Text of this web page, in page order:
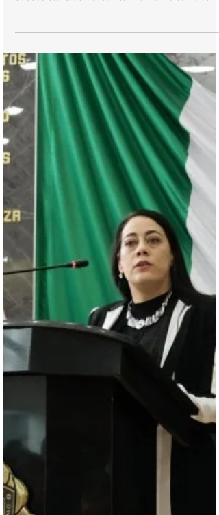
Anuncia Subsecretaría de Transporte
modificaciones en rutas con motivo del cierre
por la marcha 8M
Camión urbano en Chihuahua Chihuahua. - La
Secretaría General de Gobierno, a través de la
Subsecretaría de Transporte informó los cambios
temporales en distintas rutas por el centro de la
capital, desde las 6:00 de la mañana del viernes 6
de marzo, hasta las 6:00 de la mañana del martes
de marzo, con motivo de la marcha del 8M. Lo
anterior ante el cierre de las avenidas principales
primer cuadro de la ciudad, por las cuales circulan
los servicios de transporte colecti